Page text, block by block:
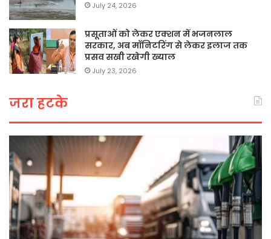
July 24, 2026
प्रसूताओं को लेकर एक्शन में भजनलाल
सरकार, अब मॉनिटरिंग से लेकर इलाज तक
प्रसव सखी रखेगी ख्याल
July 23, 2026
जरा हटके